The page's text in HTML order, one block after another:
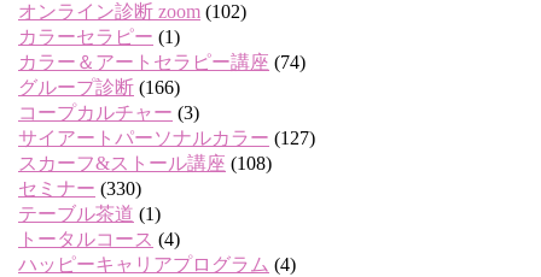
オンライン診断 zoom (102)
カラーセラピー (1)
カラー＆アートセラピー講座 (74)
グループ診断 (166)
コープカルチャー (3)
サイアートパーソナルカラー (127)
スカーフ&ストール講座 (108)
セミナー (330)
テーブル茶道 (1)
トータルコース (4)
ハッピーキャリアプログラム (4)